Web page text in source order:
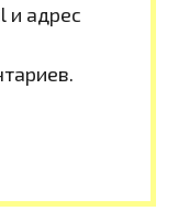
и адрес